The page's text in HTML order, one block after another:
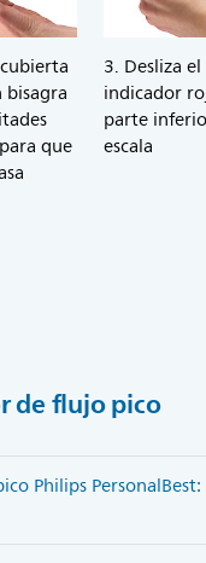
que
3. Desliza el
indicador
parte
escala
de flujo pico
Philips PersonalBest: